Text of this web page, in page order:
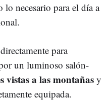
necesario para el día a
para
un luminoso salón-
vistas a las montañas y
equipada.